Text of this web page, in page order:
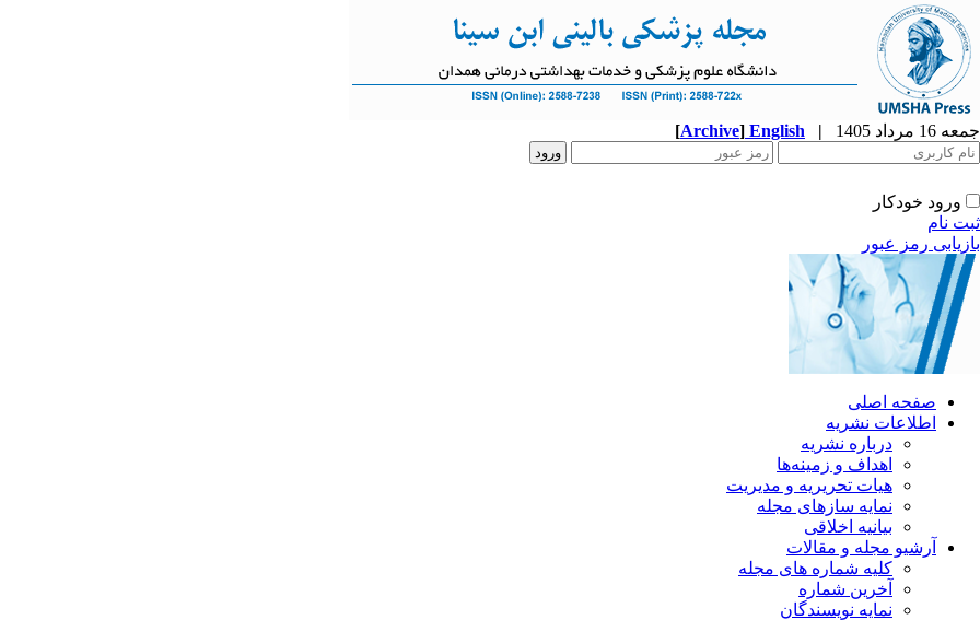
جمعه 16 مرداد 1405 |
English
[Archive]
ورود خودکار
ثبت نام
بازیابی رمز عبور
صفحه اصلی
اطلاعات نشریه
درباره نشریه
اهداف و زمینه‌ها
هیات تحریریه و مدیریت
نمایه سازهای مجله
بیانیه اخلاقی
آرشیو مجله و مقالات
کلیه شماره های مجله
آخرین شماره
نمایه نویسندگان